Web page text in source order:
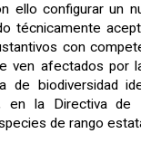
ello configurar un
técnicamente
con
ven afectados por
de biodiversidad
en la Directiva de
de rango